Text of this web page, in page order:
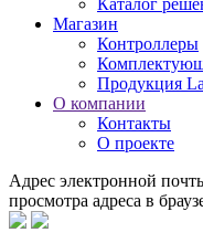
Каталог
Магазин
Контроллеры
Продукция
О компании
Контакты
О проекте
Адрес электронной
просмотра адреса в